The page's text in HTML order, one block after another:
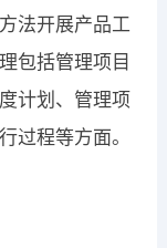
法开展产品工
包括管理项目
计划、管理项
过程等方面。